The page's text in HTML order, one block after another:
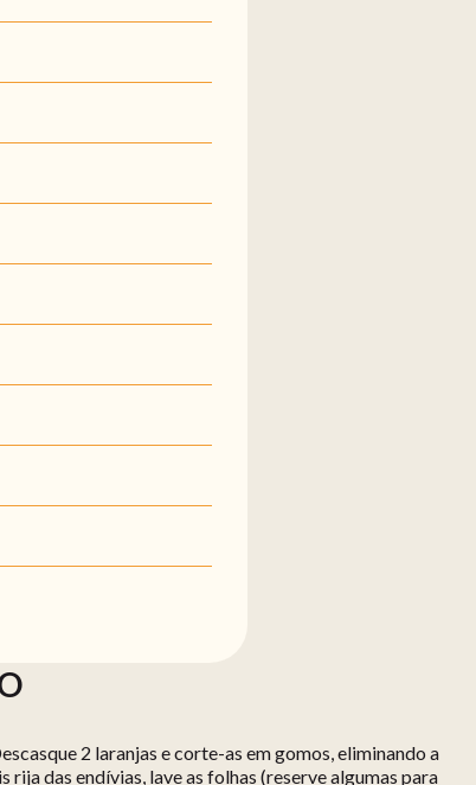
2 laranjas e corte-as em gomos, eliminando a
rija das endívias, lave as folhas (reserve algumas para